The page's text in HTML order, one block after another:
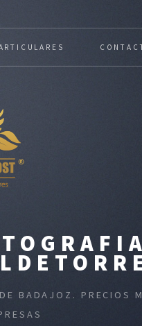
BADAJOZ. PRECIOS